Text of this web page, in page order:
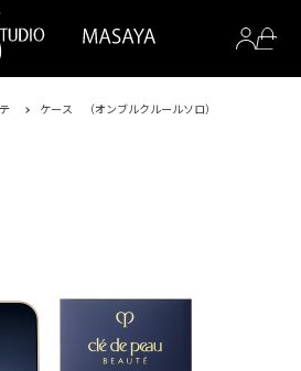
ケース （オンブルクルールソロ）